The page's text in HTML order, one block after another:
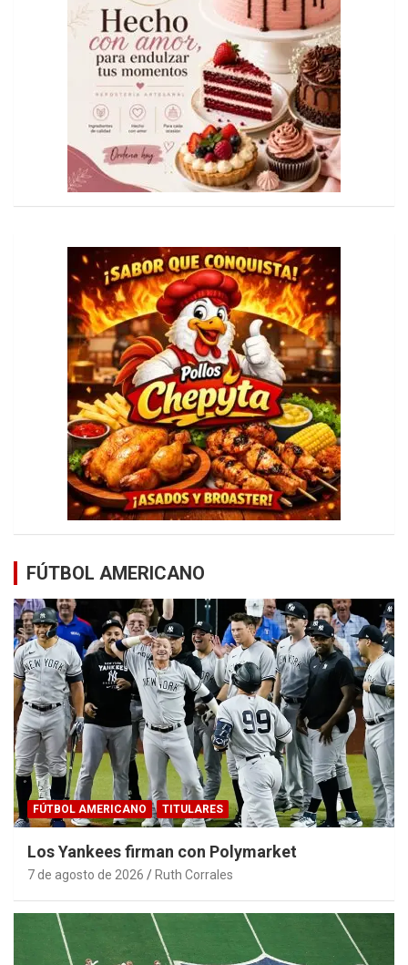
FÚTBOL AMERICANO
FÚTBOL AMERICANO TITULARES
Los Yankees firman con Polymarket
7 de agosto de 2026 Ruth Corrales